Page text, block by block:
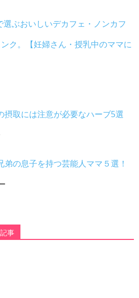
選ぶおいしいデカフェ・ノンカフ
ク。【妊婦さん・授乳中のママに
摂取には注意が必要なハーブ5選
弟の息子を持つ芸能人ママ５選！
事